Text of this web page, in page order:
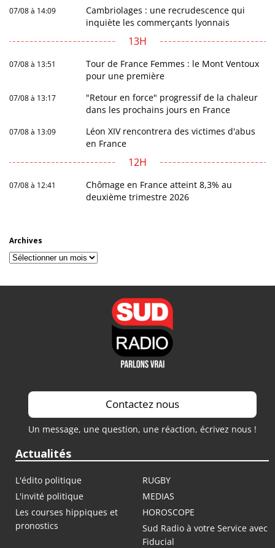
07/08 à 14:09
Cambriolages : une recrudescence qui
inquiète les commerçants lyonnais
13H
07/08 à 13:51
Tour de France Femmes : le Mont Ventoux
pour une première
07/08 à 13:17
"Retour en force" progressif de la chaleur
dans les prochains jours en France
07/08 à 13:09
Léon XIV rencontrera des victimes d'abus
en France
12H
07/08 à 12:41
Chômage en France atteint 8,3% au
deuxième trimestre 2026
Archives
Archives
Contactez nous
Un message, une question, une réaction, écrivez nous !
Actualités
L'édito politique
RUGBY
L'invité politique
MEDIAS
Les courses hippiques et
pronostics
HOROSCOPE
Sud Radio à votre Service avec
Fiducial